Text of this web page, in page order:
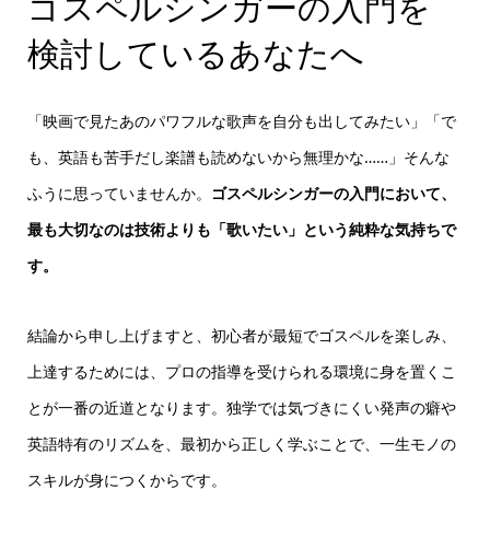
検討しているあなたへ
「映画で見たあのパワフルな歌声を自分も出してみたい」「で
も、英語も苦手だし楽譜も読めないから無理かな……」そんな
ふうに思っていませんか。 ゴスペルシンガーの入門において、
最も大切なのは技術よりも「歌いたい」という純粋な気持ちで
す。
結論から申し上げますと、初心者が最短でゴスペルを楽しみ、
上達するためには、プロの指導を受けられる環境に身を置くこ
とが一番の近道となります。独学では気づきにくい発声の癖や
英語特有のリズムを、最初から正しく学ぶことで、一生モノの
スキルが身につくからです。